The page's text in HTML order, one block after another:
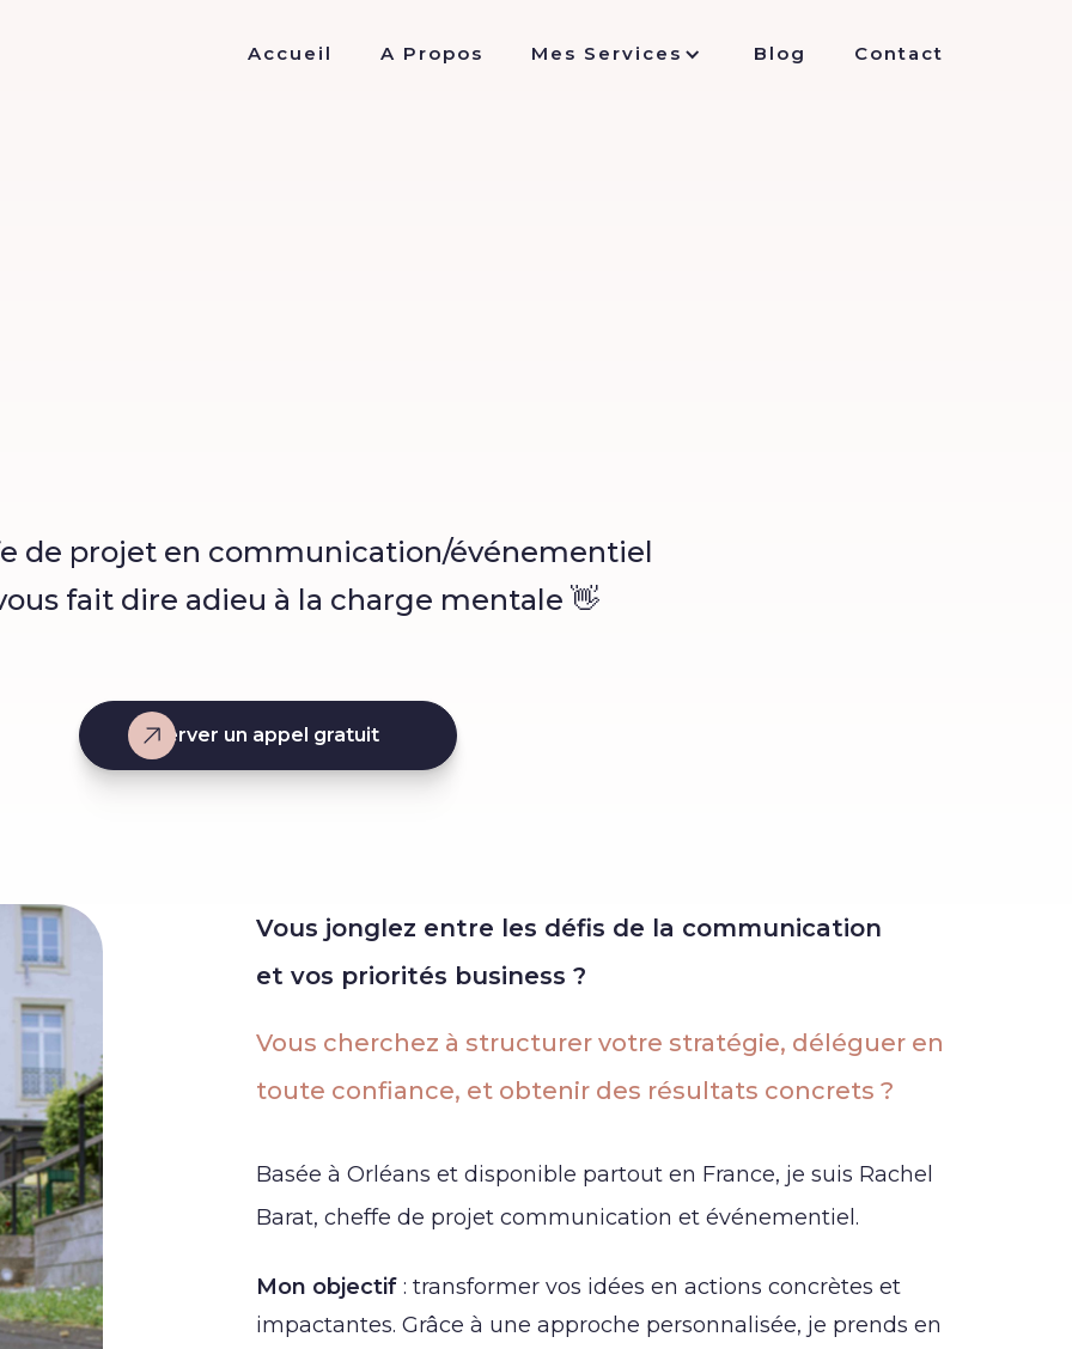
Accueil A Propos Mes Services Blog Contact
de projet en communication/événementiel
fait dire adieu à la charge mentale 👋
Réserver un appel gratuit
Vous jonglez entre les défis de la communication
et vos priorités business ?
Vous cherchez à structurer votre stratégie, déléguer en
toute confiance, et obtenir des résultats concrets ?
Basée à Orléans et disponible partout en France, je suis Rachel
Barat, cheffe de projet communication et événementiel.
Mon objectif : transformer vos idées en actions concrètes et
impactantes. Grâce à une approche personnalisée, je prends en